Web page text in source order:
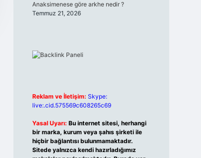
Anaksimenese göre arkhe nedir ?
Temmuz 21, 2026
Reklam ve İletişim: Skype:
live:.cid.575569c608265c69
Yasal Uyarı: Bu internet sitesi, herhangi
bir marka, kurum veya şahıs şirketi ile
hiçbir bağlantısı bulunmamaktadır.
Sitede yalnızca kendi hazırladığımız